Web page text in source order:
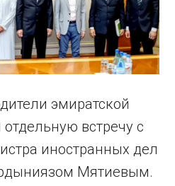
эмиратской
встречу с
иностранных дел
Мятиевым.